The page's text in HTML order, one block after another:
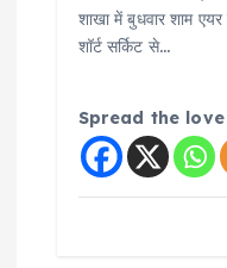
शाखा में बुधवार शाम
शॉर्ट सर्किट से…
Spread the love